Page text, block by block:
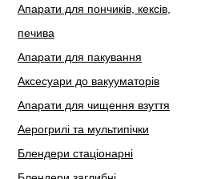
Апарати для пончиків, кексів,
печива
Апарати для пакування
Аксесуари до вакууматорів
Апарати для чищення взуття
Аерогрилі та мультипічки
Блендери стаціонарні